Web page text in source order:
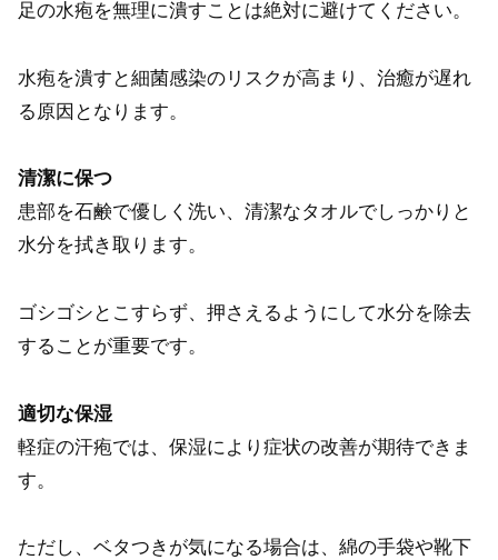
足の水疱を無理に潰すことは絶対に避けてください。
水疱を潰すと細菌感染のリスクが高まり、治癒が遅れ
る原因となります。
清潔に保つ
患部を石鹸で優しく洗い、清潔なタオルでしっかりと
水分を拭き取ります。
ゴシゴシとこすらず、押さえるようにして水分を除去
することが重要です。
適切な保湿
軽症の汗疱では、保湿により症状の改善が期待できま
す。
ただし、ベタつきが気になる場合は、綿の手袋や靴下